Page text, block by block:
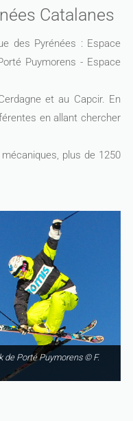
Catalanes
des Pyrénées : Espace
Puymorens - Espace
et au Capcir. En
en allant chercher
plus de 1250
de Porté Puymorens © F.